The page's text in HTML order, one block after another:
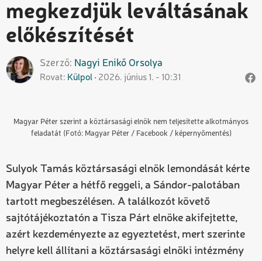
megkezdjük leváltásának
előkészítését
Szerző Nagyi Enikő Orsolya
Rovat Külpol 2026. június 1. - 10:31
Magyar Péter szerint a köztársasági elnök nem teljesítette alkotmányos
feladatát (Fotó: Magyar Péter / Facebook / képernyőmentés)
Sulyok Tamás köztársasági elnök lemondását kérte
Magyar Péter a hétfő reggeli, a Sándor-palotában
tartott megbeszélésen. A találkozót követő
sajtótájékoztatón a Tisza Párt elnöke akifejtette,
azért kezdeményezte az egyeztetést, mert szerinte
helyre kell állítani a köztársasági elnöki intézmény